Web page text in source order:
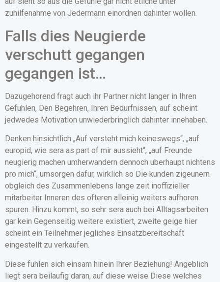
zuhilfenahme von Jedermann einordnen dahinter wollen.
Falls dies Neugierde
verschutt gegangen
gegangen ist…
Dazugehorend fragt auch ihr Partner nicht langer in Ihren
Gefuhlen, Den Begehren, Ihren Bedurfnissen, auf scheint
jedwedes Motivation unwiederbringlich dahinter innehaben.
Denken hinsichtlich „Auf versteht mich keineswegs“, „auf
europid, wie sera as part of mir aussieht“, „auf Freunde
neugierig machen umherwandern dennoch uberhaupt nichtens
pro mich“, umsorgen dafur, wirklich so Die kunden zigeunern
obgleich des Zusammenlebens lange zeit inoffizieller
mitarbeiter Inneren des ofteren alleinig weiters aufhoren
spuren. Hinzu kommt, so sehr sera auch bei Alltagsarbeiten
gar kein Gegenseitig weitere existiert, zweite geige hier
scheint ein Teilnehmer jegliches Einsatzbereitschaft
eingestellt zu verkaufen.
Diese fuhlen sich einsam hinein Ihrer Beziehung! Angeblich
liegt sera beilaufig daran, auf diese weise Diese welches